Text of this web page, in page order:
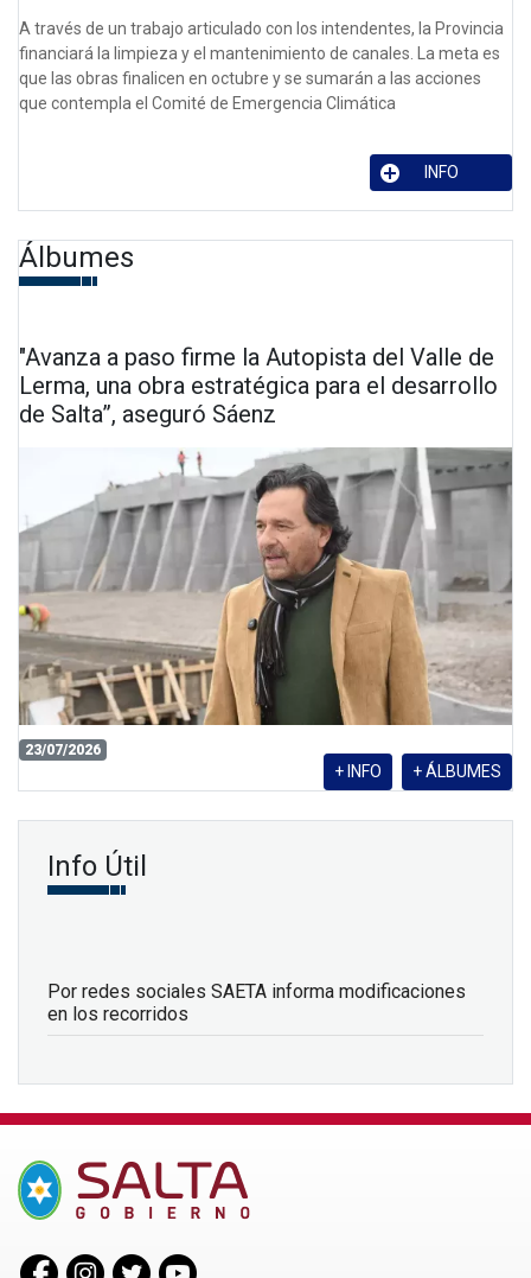
A través de un trabajo articulado con los intendentes, la Provincia
financiará la limpieza y el mantenimiento de canales. La meta es
que las obras finalicen en octubre y se sumarán a las acciones
que contempla el Comité de Emergencia Climática
INFO
Álbumes
"Avanza a paso firme la Autopista del Valle de
Lerma, una obra estratégica para el desarrollo
de Salta”, aseguró Sáenz
23/07/2026
+ ÁLBUMES
+ INFO
Info Útil
Por redes sociales SAETA informa modificaciones
en los recorridos